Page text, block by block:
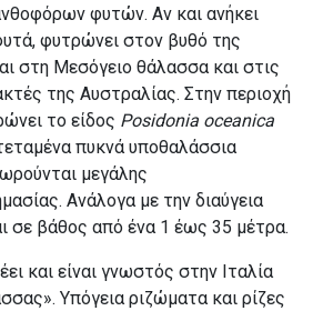
φυτών. Αν και ανήκει
φυτρώνει στον βυθό της
στη Μεσόγειο θάλασσα και στις
της Αυστραλίας. Στην περιοχή
το είδος Posidonia oceanica
πυκνά υποθαλάσσια
μεγάλης
Ανάλογα με την διαύγεια
σε βάθος από ένα 1 έως 35 μέτρα.
και είναι γνωστός στην Ιταλία
Υπόγεια ριζώματα και ρίζες